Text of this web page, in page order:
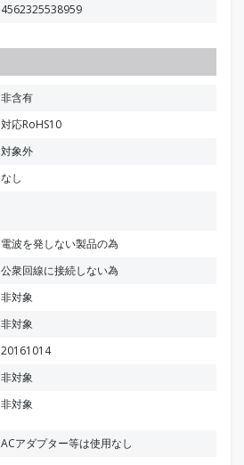
4562325538959
非含有
対応RoHS10
対象外
なし
電波を発しない製品の為
公衆回線に接続しない為
非対象
非対象
20161014
非対象
非対象
ACアダプター等は使用なし